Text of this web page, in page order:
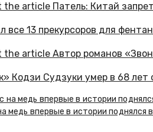
все 13 прекурсоров для
Кодзи Судзуки умер в 68 лет
медь впервые в истории поднялся